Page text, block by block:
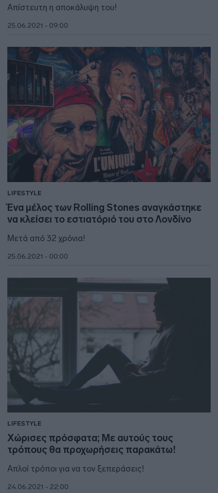
Απίστευτη η αποκάλυψη του!
25.06.2021 - 09:00
LIFESTYLE
Ένα μέλος των Rolling Stones αναγκάστηκε
να κλείσει το εστιατόριό του στο Λονδίνο
Μετά από 32 χρόνια!
25.06.2021 - 00:00
LIFESTYLE
Χώρισες πρόσφατα; Με αυτούς τους
τρόπους θα προχωρήσεις παρακάτω!
Απλοί τρόποι για να τον ξεπεράσεις!
24.06.2021 - 22:00